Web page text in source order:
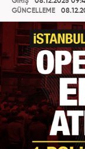
GÜNCELLEME